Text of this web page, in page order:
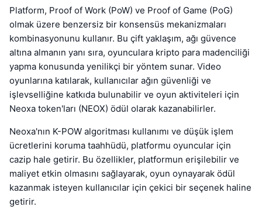
Platform, Proof of Work (PoW) ve Proof of Game (PoG)
olmak üzere benzersiz bir konsensüs mekanizmaları
kombinasyonunu kullanır. Bu çift yaklaşım, ağı güvence
altına almanın yanı sıra, oyunculara kripto para madenciliği
yapma konusunda yenilikçi bir yöntem sunar. Video
oyunlarına katılarak, kullanıcılar ağın güvenliği ve
işlevselliğine katkıda bulunabilir ve oyun aktiviteleri için
Neoxa token'ları (NEOX) ödül olarak kazanabilirler.
Neoxa'nın K-POW algoritması kullanımı ve düşük işlem
ücretlerini koruma taahhüdü, platformu oyuncular için
cazip hale getirir. Bu özellikler, platformun erişilebilir ve
maliyet etkin olmasını sağlayarak, oyun oynayarak ödül
kazanmak isteyen kullanıcılar için çekici bir seçenek haline
getirir.